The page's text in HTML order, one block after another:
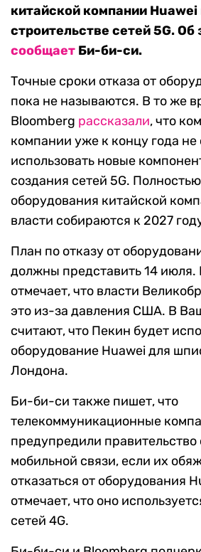
китайской компании Huawei
строительстве сетей 5G.
сообщает Би-би-си.
Точные сроки отказа от
пока не называются. В то же
Bloomberg рассказали, что
компании уже к концу года не
использовать новые
создания сетей 5G.
оборудования китайской
власти собираются к 2027
План по отказу от
должны представить 14
отмечает, что власти
это из-за давления США. В
считают, что Пекин будет
оборудование Huawei для
Лондона.
Би-би-си также пишет, что
телекоммуникационные
предупредили
мобильной связи, если их
отказаться от оборудования
отмечает, что оно
сетей 4G.